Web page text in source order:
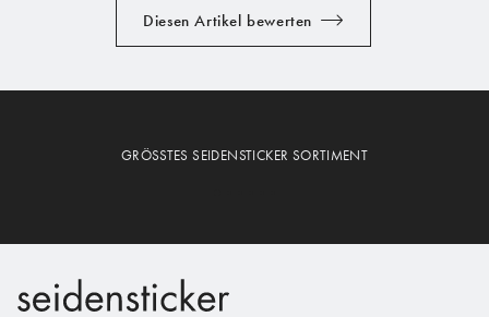
Diesen Artikel bewerten
GRÖSSTES SEIDENSTICKER SORTIMENT